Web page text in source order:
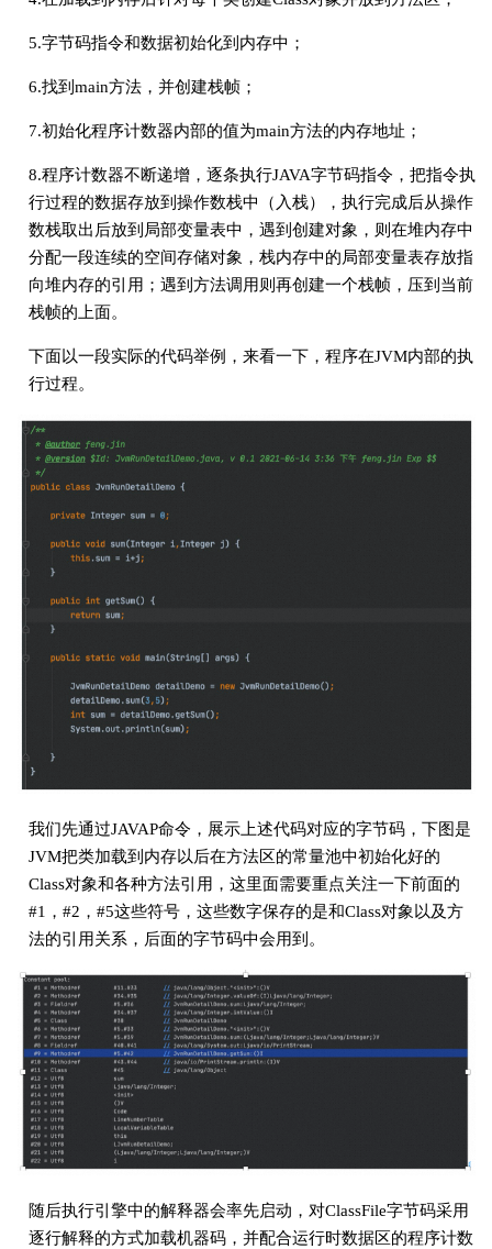
5.字节码指令和数据初始化到内存中；
6.找到main方法，并创建栈帧；
7.初始化程序计数器内部的值为main方法的内存地址；
8.程序计数器不断递增，逐条执行JAVA字节码指令，把指令执
行过程的数据存放到操作数栈中（入栈），执行完成后从操作
数栈取出后放到局部变量表中，遇到创建对象，则在堆内存中
分配一段连续的空间存储对象，栈内存中的局部变量表存放指
向堆内存的引用；遇到方法调用则再创建一个栈帧，压到当前
栈帧的上面。
下面以一段实际的代码举例，来看一下，程序在JVM内部的执
行过程。
我们先通过JAVAP命令，展示上述代码对应的字节码，下图是
JVM把类加载到内存以后在方法区的常量池中初始化好的
Class对象和各种方法引用，这里面需要重点关注一下前面的
#1，#2，#5这些符号，这些数字保存的是和Class对象以及方
法的引用关系，后面的字节码中会用到。
随后执行引擎中的解释器会率先启动，对ClassFile字节码采用
逐行解释的方式加载机器码，并配合运行时数据区的程序计数